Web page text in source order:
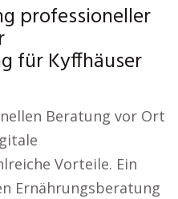
professioneller
für Kyffhäuser
Beratung vor Ort
Vorteile. Ein
Ernährungsberatung